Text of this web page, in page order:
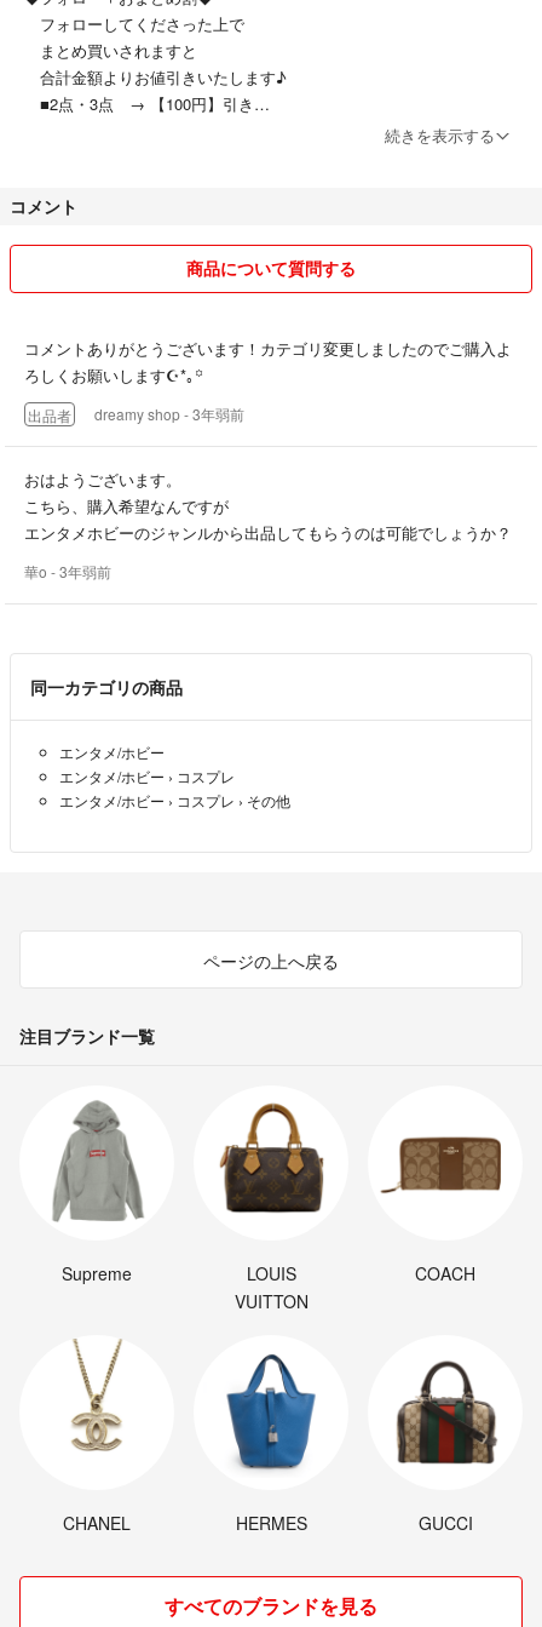
◆サイズ 約35cm*215cm
◆素材は 綿50%とポリエステル50%のミックスです⚘⠜
その他のエスニック雑貨や洋服・生活用品も出品しております。
⚫︎海外製品の為、縫製の甘さやほつれなどが生じる場合がございます。
完璧を求める方のご購入はお控えくださいませ。
⚫︎ご覧になるモニターの環境により、実際のお色味と異なる場合がありま
す。
は対応しかねますので予めご了承ください。
メキシカン
サラペ
民芸品
伝統
エスニック
レインボー
個性的
古着
雑貨
プレゼント
メキシコ テーブルランナー サラペ メキシカンラグ 柔らか 薄め ブル
フォローしてくださった上で
まとめ買いされますと
合計金額よりお値引きいたします♪
■2点・3点 → 【100円】引き
がんばります！笑
※【購入前】にコメントでお知らせください◎
3歳と0歳の娘がいる自営業主婦です。
できるだけ迅速な対応と丁寧な梱包を心がけています＊
体調が優れない場合や雨の日は発送を遅らせていただいております⚘⠜
ご理解よろしくお願いいたします。
自宅保管にご理解いただきご購入ください( ⁎ᵕᴗᵕ⁎ )⁺₊
気持ちよくお取り引きできるよう
✅梱包・発送について
基本的に最安値、エコ包装で
お送りいたします( ⁎ᵕᴗᵕ⁎ )
新品・未開封のものは梱包済みのため
写真等は掲載のものをご覧ください♪
✅その他
万が一、不具合などございましたら
必ず【評価前】にご連絡ください。
(評価をされますと、ご対応ができなくなるため)
◆お使いのデバイスによっては 色味など若干異なる場合がございます
◇非喫煙・ペットなしです。
傷、汚れなど見落としのないよう
努めておりますが、あくまで自宅保管、検品です。
神経質な方のご購入はご遠慮くださいませ。
傷や汚れ、縫製の甘さやほつれなど
※採寸の多少の誤差はご了承ください。
ルールはありませんが、
人と人とのやりとりということを大切にしていきたいです⚘⠜
続きを表示する
コメント
商品について質問する
コメントありがとうございます！カテゴリ変更しましたのでご購入よ
ろしくお願いします☪︎*｡꙳
出品者 dreamy shop- 3年弱前
おはようございます。
こちら、購入希望なんですが
エンタメホビーのジャンルから出品してもらうのは可能でしょうか？
華o - 3年弱前
同一カテゴリの商品
エンタメ/ホビー
エンタメ/ホビー › コスプレ
エンタメ/ホビー › コスプレ › その他
ページの上へ戻る
注目ブランド一覧
Supreme
LOUIS
VUITTON
COACH
CHANEL HERMES GUCCI
すべてのブランドを見る